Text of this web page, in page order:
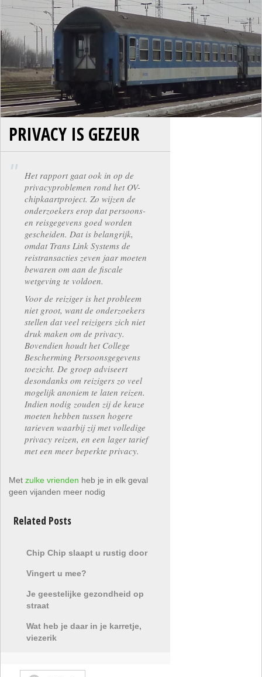
PRIVACY IS GEZEUR
Het rapport gaat ook in op de
privacyproblemen rond het OV-
chipkaartproject. Zo wijzen de
onderzoekers erop dat persoons-
en reisgegevens goed worden
gescheiden. Dat is belangrijk,
omdat Trans Link Systems de
reistransacties zeven jaar moeten
bewaren om aan de fiscale
wetgeving te voldoen.
Voor de reiziger is het probleem
niet groot, want de onderzoekers
stellen dat veel reizigers zich niet
druk maken om de privacy.
Bovendien houdt het College
Bescherming Persoonsgegevens
toezicht. De groep adviseert
desondanks om reizigers zo veel
mogelijk anoniem te laten reizen.
Indien nodig zouden zij de keuze
moeten hebben tussen hogere
tarieven waarbij zij met volledige
privacy reizen, en een lager tarief
met een meer beperkte privacy.
Metzulke vrienden heb je in elk geval
geen vijanden meer nodig
Related Posts
Chip Chip slaapt u rustig door
Vingert u mee?
Je geestelijke gezondheid op
straat
Wat heb je daar in je karretje,
viezerik